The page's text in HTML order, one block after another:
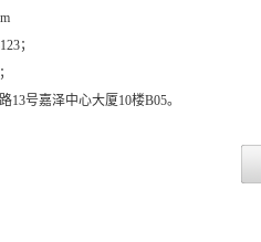
；
号嘉泽中心大厦10楼B05。